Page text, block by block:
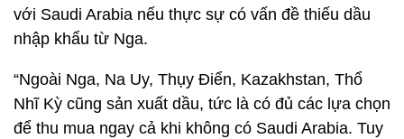
với Saudi Arabia nếu thực sự có vấn đề thiếu dầu
nhập khẩu từ Nga.
“Ngoài Nga, Na Uy, Thụy Điển, Kazakhstan, Thổ
Nhĩ Kỳ cũng sản xuất dầu, tức là có đủ các lựa chọn
để thu mua ngay cả khi không có Saudi Arabia. Tuy